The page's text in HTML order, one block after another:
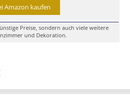
Amazon kaufen
Preise, sondern auch viele weitere
und Dekoration.